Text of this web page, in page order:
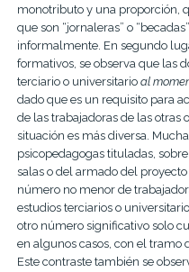
monotributo y una proporción,
que son “jornaleras” o
informalmente. En segundo
formativos, se observa que las
terciario o universitario al
dado que es un requisito para
de las trabajadoras de las otras
situación es más diversa.
psicopedagogas tituladas,
salas o del armado del
número no menor de
estudios terciarios o
otro número significativo solo
en algunos casos, con el
Este contraste también se